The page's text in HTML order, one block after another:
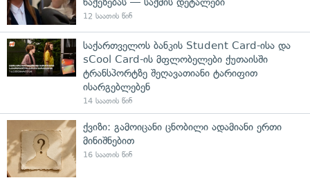
12 საათის წინ
საქართველოს ბანკის Student Card-ისა და
sCool Card-ის მფლობელები ქუთაისში
ტრანსპორტზე შეღავათიანი ტარიფით
ისარგებლებენ
14 საათის წინ
ქვიზი: გამოიცანი ცნობილი ადამიანი ერთი
მინიშნებით
16 საათის წინ